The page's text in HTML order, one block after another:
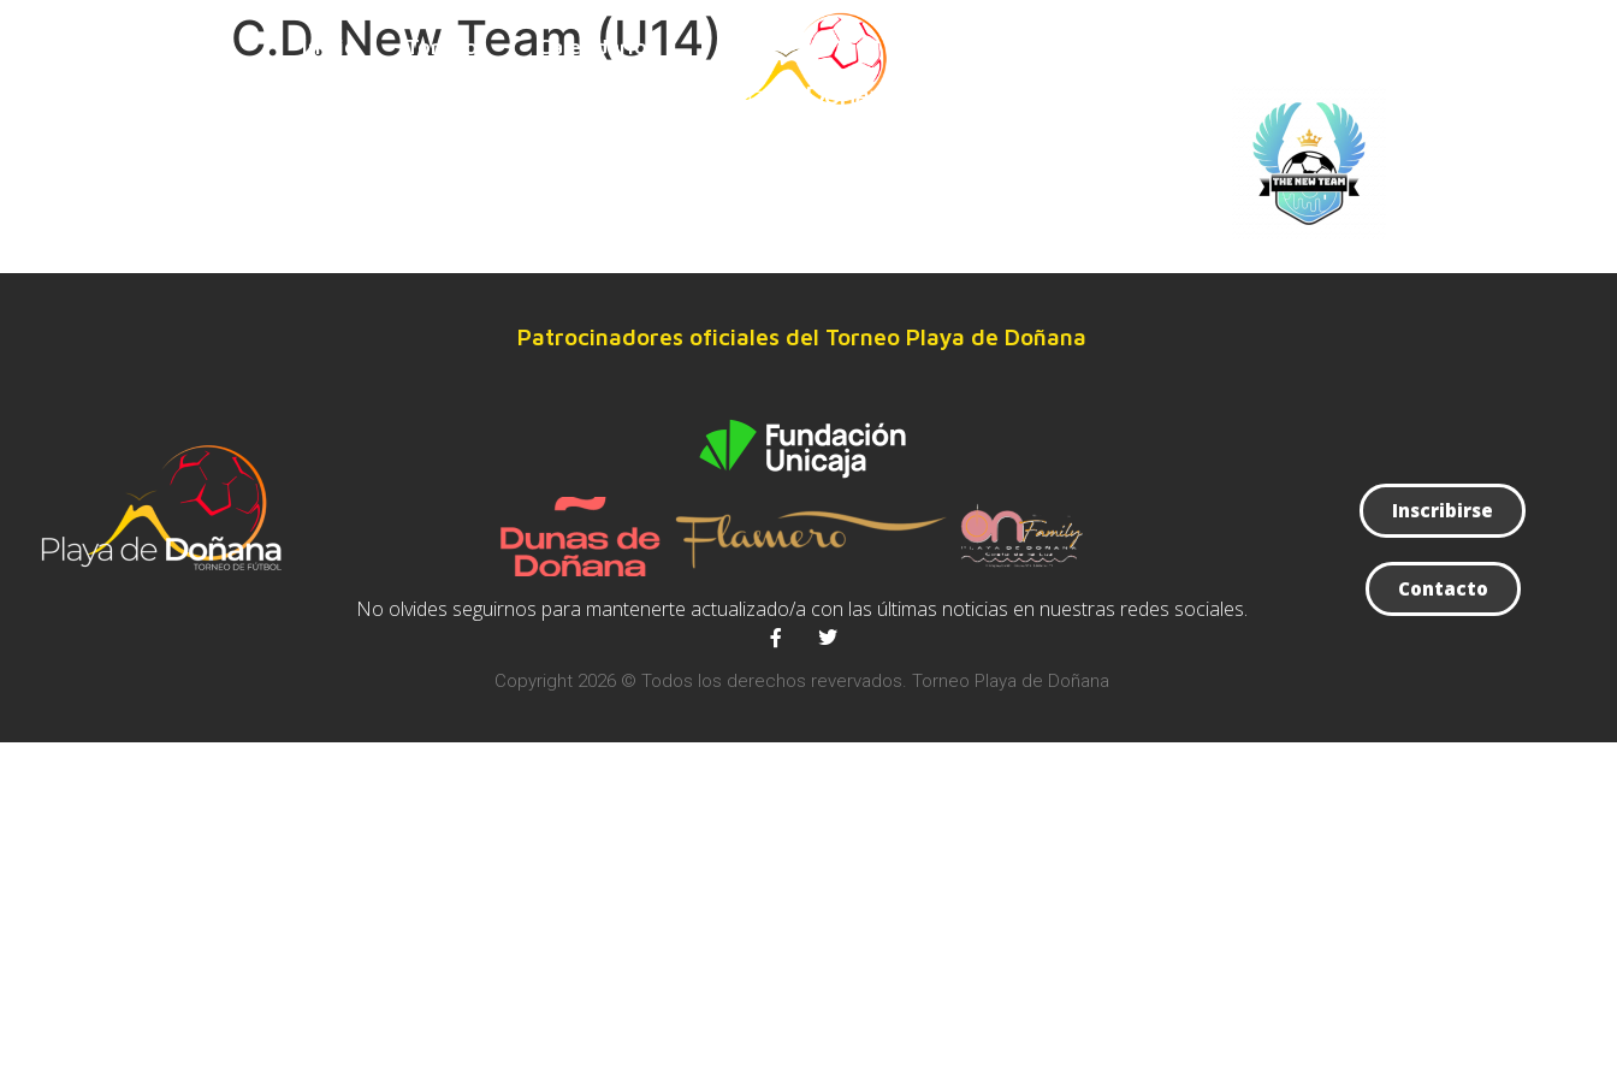
Inicio Torneo Calendario
C.D. New Team (U14)
Patrocinadores oficiales del Torneo Playa de Doñana
No olvides seguirnos para mantenerte actualizado/a con las últimas noticias en nuestras redes sociales.
Copyright 2026 © Todos los derechos revervados. Torneo Playa de Doñana
Inscribirse
Contacto